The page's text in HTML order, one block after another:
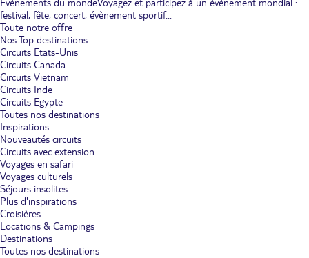
Evènements du mondeVoyagez et participez à un évènement mondial :
festival, fête, concert, évènement sportif...
Toute notre offre
Nos Top destinations
Circuits Etats-Unis
Circuits Canada
Circuits Vietnam
Circuits Inde
Circuits Egypte
Toutes nos destinations
Inspirations
Nouveautés circuits
Circuits avec extension
Voyages en safari
Voyages culturels
Séjours insolites
Plus d'inspirations
Croisières
Locations & Campings
Destinations
Toutes nos destinations